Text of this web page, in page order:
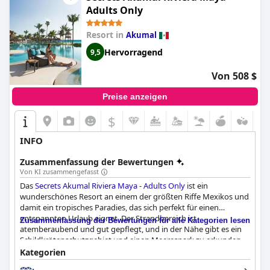
Fünf-Sterne-gerecht bezeichnet. Für alle, die einen luxuriösen
und unvergesslichen Urlaub im Paradies suchen, ist das
Tree Mayakoba die beste Wahl.
Adults Only
Resort in Akumal
9,5 Hervorragend
Von 508 $
Preise anzeigen
$
INFO
Zusammenfassung der Bewertungen
Von KI zusammengefasst
DasSecrets Akumal Riviera Maya - Adults Only ist ein
wunderschönes Resort an einem der größten Riffe Mexikos und
damit ein tropisches Paradies, das sich perfekt für einen
entspannten Urlaub eignet. Der Strandbereich ist
atemberaubend und gut gepflegt, und in der Nähe gibt es ein
Schildkrötenschutzgebiet und einen Meerespark zu erkunden.
Die bevorzugten Clubzimmer mit Meerblick bieten einen
atemberaubenden Blick auf den Ozean und sind der Inbegriff
Zusammenfassung der Bewertungen für alle Kategorien lesen
Kategorien